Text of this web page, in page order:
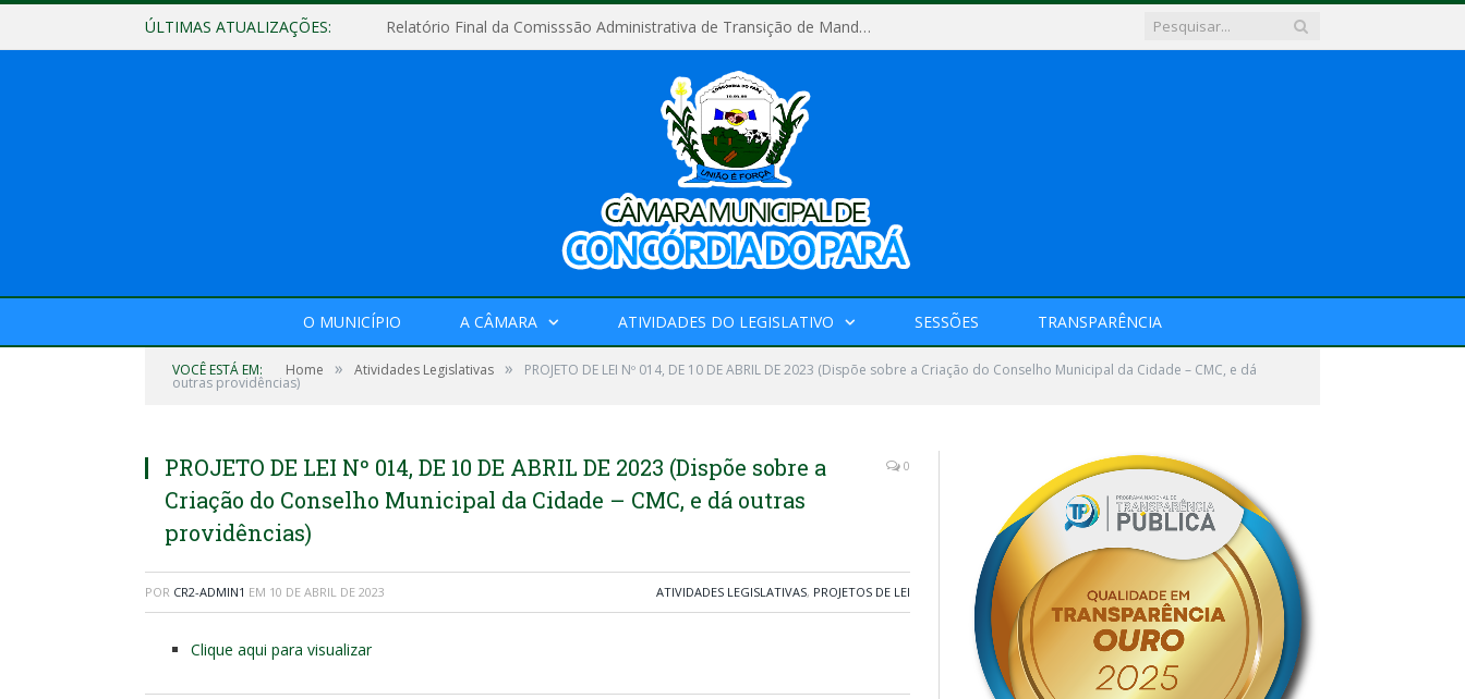
ÚLTIMAS ATUALIZAÇÕES: Relatório Final da Comisssão Administrativa de Transição de Mandato do Poder Legislativo do Município de Concórdia do Pará
O MUNICÍPIO A CÂMARA ATIVIDADES DO LEGISLATIVO SESSÕES TRANSPARÊNCIA
VOCÊ ESTÁ EM: Home » Atividades Legislativas » PROJETO DE LEI Nº 014, DE 10 DE ABRIL DE 2023 (Dispõe sobre a Criação do Conselho Municipal da Cidade – CMC, e dá
outras providências)
PROJETO DE LEI Nº 014, DE 10 DE ABRIL DE 2023 (Dispõe sobre a
Criação do Conselho Municipal da Cidade – CMC, e dá outras
providências)
0
POR CR2-ADMIN1 EM 10 DE ABRIL DE 2023 ATIVIDADES LEGISLATIVAS, PROJETOS DE LEI
Clique aqui para visualizar